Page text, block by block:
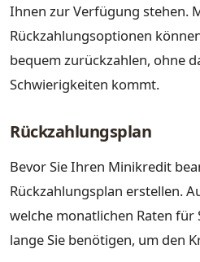
Ihnen zur Verfügung stehen.
Rückzahlungsoptionen
bequem zurückzahlen, ohne
Schwierigkeiten kommt.
Rückzahlungsplan
Bevor Sie Ihren Minikredit
Rückzahlungsplan erstellen.
welche monatlichen Raten
lange Sie benötigen, um den